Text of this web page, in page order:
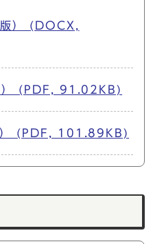
） (DOCX,
） (PDF, 91.02KB)
） (PDF, 101.89KB)